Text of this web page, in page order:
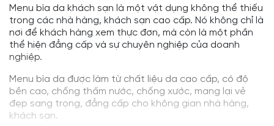
Menu bìa da khách sạn là một vật dụng không thể thiếu
trong các nhà hàng, khách sạn cao cấp. Nó không chỉ là
nơi để khách hàng xem thực đơn, mà còn là một phần
thể hiện đẳng cấp và sự chuyên nghiệp của doanh
nghiệp.
Menu bìa da được làm từ chất liệu da cao cấp, có độ
bền cao, chống thấm nước, chống xước, mang lại vẻ
đẹp sang trọng, đẳng cấp cho không gian nhà hàng,
khách sạn.